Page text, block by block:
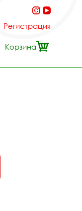
Регистрация
Корзина